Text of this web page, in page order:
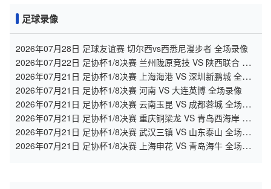
足球录像
2026年07月28日 足球友谊赛 切尔西vs西悉尼漫步者 全场录像
2026年07月22日 足协杯1/8决赛 兰州陇原竞技 VS 陕西联合 全
场录像
2026年07月21日 足协杯1/8决赛 上海海港 VS 深圳新鹏城 全场
录像
2026年07月21日 足协杯1/8决赛 河南 VS 大连英博 全场录像
2026年07月21日 足协杯1/8决赛 云南玉昆 VS 成都蓉城 全场录
像
2026年07月21日 足协杯1/8决赛 重庆铜梁龙 VS 青岛西海岸 全
场录像
2026年07月21日 足协杯1/8决赛 武汉三镇 VS 山东泰山 全场录
像
2026年07月21日 足协杯1/8决赛 上海申花 VS 青岛海牛 全场录